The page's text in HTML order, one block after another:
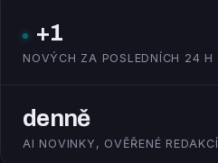
+1
NOVÝCH ZA POSLEDNÍCH 24 H
denně
AI NOVINKY, OVĚŘENÉ REDAKCÍ